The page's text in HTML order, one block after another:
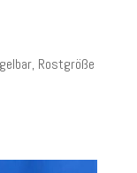
Rostgröße